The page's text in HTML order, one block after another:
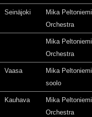
Seinäjoki
Mika Peltoniemi
Orchestra
Mika Peltoniemi
Orchestra
Vaasa
Mika Peltoniemi
soolo
Kauhava
Mika Peltoniemi
Orchestra